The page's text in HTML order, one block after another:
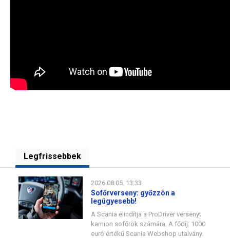
Legfrissebbek
2026.08.05. 13:33
Sofőrverseny: győzzön a
legügyesebb!
A Scania elindítja a ProDriver versenyt
kamion sofőrök számára. A fődíj: 1000
euró értékű Scania Webshop utalvány.